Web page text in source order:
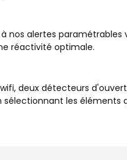
alertes paramétrables
réactivité optimale.
deux détecteurs
les éléments